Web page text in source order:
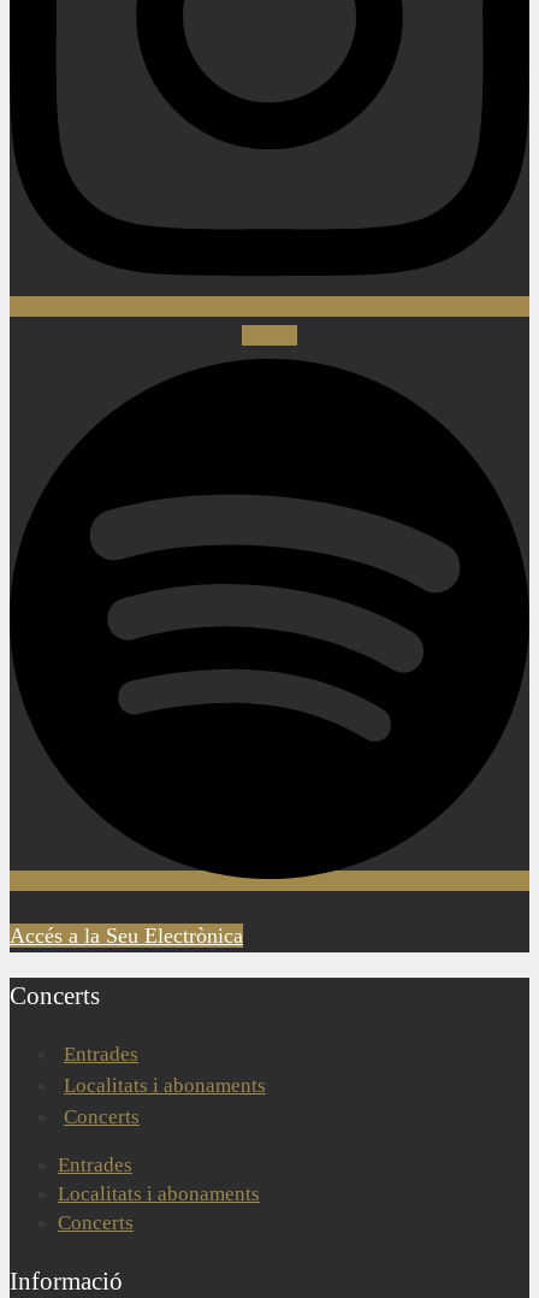
Accés a la Seu Electrònica
Concerts
Entrades
Localitats i abonaments
Concerts
Entrades
Localitats i abonaments
Concerts
Informació